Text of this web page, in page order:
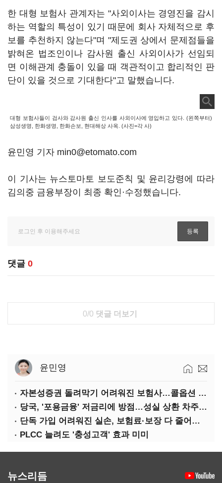
한 대형 보험사 관계자는 "사외이사는 경영진을 감시
하는 역할의 특성이 있기 때문에 회사 자체적으로 후
보를 추천하지 않는다"며 "제도권 상에서 문제점들을
밝혀온 법조인이나 감사원 출신 사외이사가 선임되
면 이해관계 충돌이 있을 때 객관적이고 합리적인 판
단이 있을 것으로 기대한다"고 말했습니다.
대형 보험사들이 검사와 감사원 출신 인사를 사외이사에 영입하고 있다. (왼쪽부터)
삼성생명, 한화생명, 한화손보, 현대해상 사옥. (사진=각 사)
윤민영 기자 min0@etomato.com
이 기사는 뉴스토마토 보도준칙 및 윤리강령에 따라
김의중 금융부장이 최종 확인·수정했습니다.
댓글 0
0/0 댓글 더보기
윤민영
자본성증권 돌려막기 어려워진 보험사…콜옵션 부담 급증
당국, '포용금융' 저금리에 방점…성실 상환 차주는 '역차별'
단독 가입 어려워진 실손, 보험료·보장 다 줄어든 5세대는?
PLCC 늘려도 '충성고객' 효과 미미
뉴스리듬